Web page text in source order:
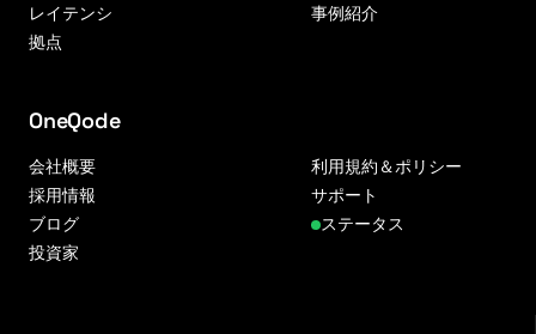
レイテンシ
拠点
事例紹介
OneQode
会社概要
採用情報
ブログ
投資家
利用規約＆ポリシー
サポート
ステータス